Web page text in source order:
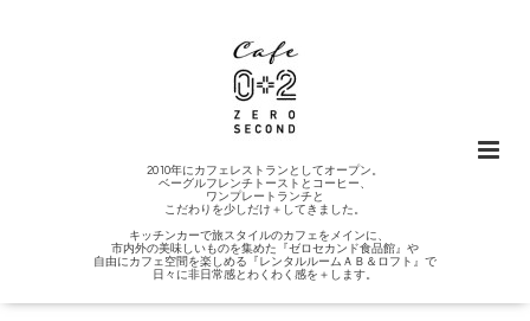
2010年にカフェレストランとしてオープン。
ベーグルフレンチトーストとコーヒー、
ワンプレートランチと
こだわりを少しだけ＋してきました。
キッチンカーで旅スタイルのカフェをメインに、
市内外の美味しいものを集めた『ゼロセカンド食品館』や
自由にカフェ空間を楽しめる『レンタルルームＡＢ＆ロフト』で
日々に非日常感とわくわく感を＋します。